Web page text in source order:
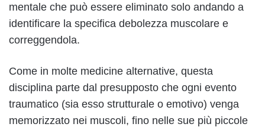
mentale che può essere eliminato solo andando a
identificare la specifica debolezza muscolare e
correggendola.
Come in molte medicine alternative, questa
disciplina parte dal presupposto che ogni evento
traumatico (sia esso strutturale o emotivo) venga
memorizzato nei muscoli, fino nelle sue più piccole